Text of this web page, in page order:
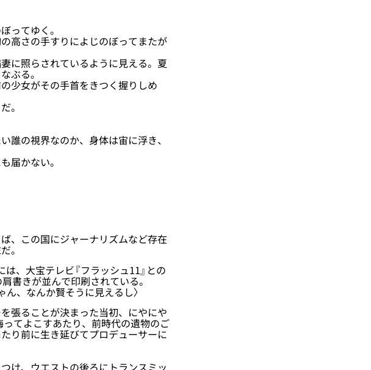
ってゆく。
高さの手すりによじのぼってまたが
に照らされているように見える。夏
ぶる。
少女がその手首をきつく握りしめ
。
誰の視界なのか、身体は宙に浮き、
届かない。
、この国にジャーナリズムなど存在
。
は、大宝テレビ『フラッシュ11』との
書きが並んで印刷されている。
、なんか賢そうに見えるし〉
張ることが決まった当初、にやにや
ってよこすあたり、前時代の遺物のご
り前に生き延びてプロデューサーに